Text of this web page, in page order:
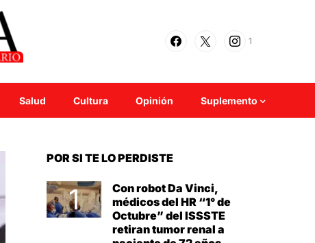
1
Salud Cultura Opinión Suplemento
POR SI TE LO PERDISTE
Con robot Da Vinci,
médicos del HR “1° de
Octubre” del ISSSTE
retiran tumor renal a